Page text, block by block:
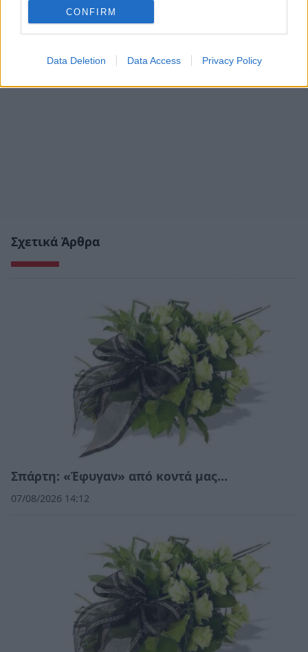
CONFIRM
Data Deletion Data Access Privacy Policy
Σχετικά Άρθρα
Σπάρτη: «Έφυγαν» από κοντά μας…
07/08/2026 14:12